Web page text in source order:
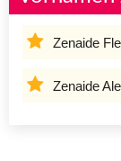
Zenaide
Zenaide